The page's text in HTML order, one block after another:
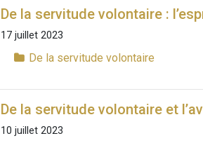
De la servitude volontaire :
17 juillet 2023
De la servitude volontaire
De la servitude volontaire et
10 juillet 2023